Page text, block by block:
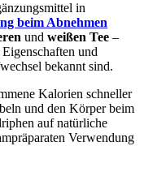
in
beim Abnehmen
und weißen Tee –
und
bekannt sind.
Kalorien schneller
und den Körper beim
auf natürliche
Verwendung